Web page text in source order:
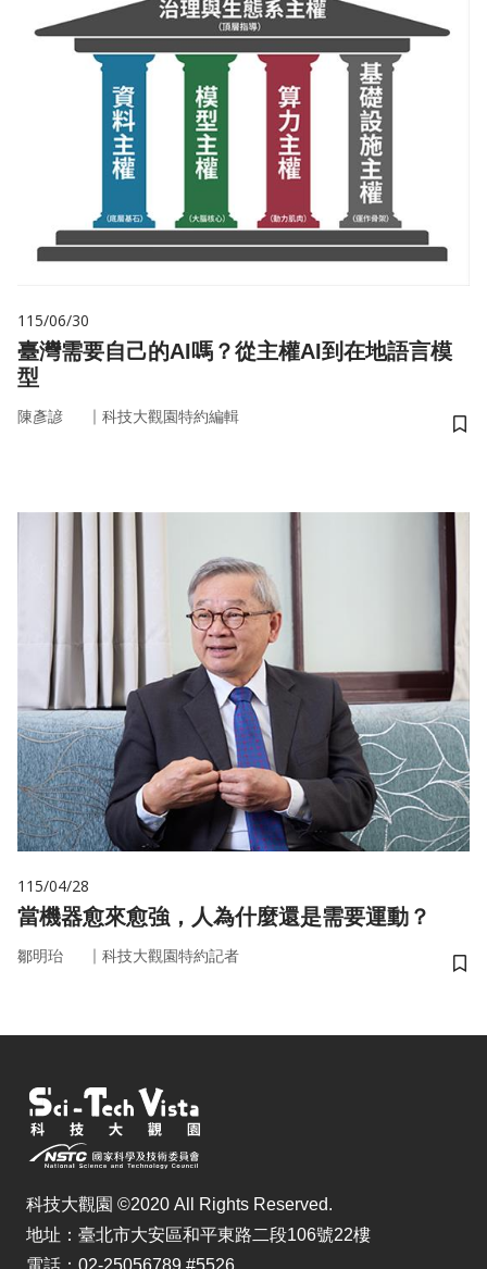
115/06/30
臺灣需要自己的AI嗎？從主權AI到在地語言模
型
陳彥諺 ｜ 科技大觀園特約編輯
儲
115/04/28
當機器愈來愈強，人為什麼還是需要運動？
鄒明珆 ｜ 科技大觀園特約記者
儲
科技大觀園 ©2020 All Rights Reserved.
地址：臺北市大安區和平東路二段106號22樓
電話：02-25056789 #5526